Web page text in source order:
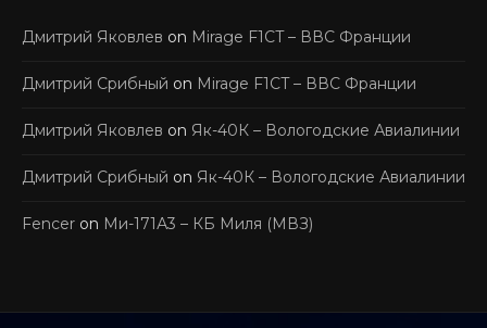
Дмитрий Яковлев on Mirage F1CT – ВВС Франции
Дмитрий Срибный on Mirage F1CT – ВВС Франции
Дмитрий Яковлев on Як-40К – Вологодские Авиалинии
Дмитрий Срибный on Як-40К – Вологодские Авиалинии
Fencer on Ми-171А3 – КБ Миля (МВЗ)